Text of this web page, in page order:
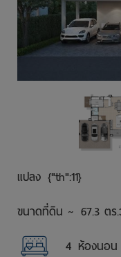
แปลง {"th":11}
ขนาดที่ดิน ~ 67.3 ตร
4 ห้องนอน